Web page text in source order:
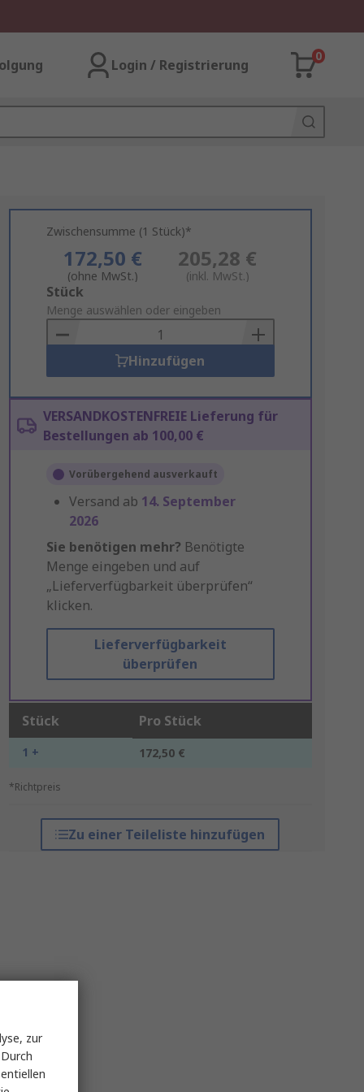
Login / Registrierung
0
Zwischensumme (1 Stück)*
172,50 €
(ohne MwSt.)
205,28 €
(inkl. MwSt.)
Add
to
Basket
Stück
Menge auswählen oder eingeben
Hinzufügen
VERSANDKOSTENFREIE Lieferung für
Bestellungen ab 100,00 €
Vorübergehend ausverkauft
Versand ab 14. September
2026
Sie benötigen mehr? Benötigte
Menge eingeben und auf
„Lieferverfügbarkeit überprüfen“
klicken.
Lieferverfügbarkeit
überprüfen
Stück Pro Stück
1 + 172,50 €
*Richtpreis
Zu einer Teileliste hinzufügen
zur